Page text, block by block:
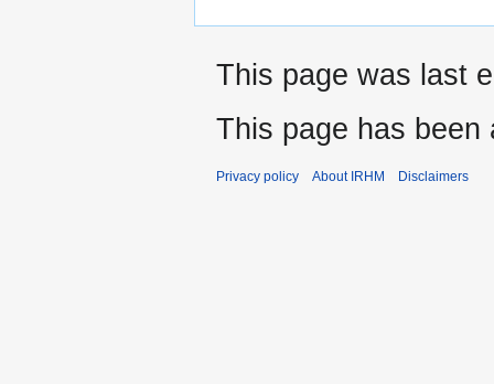
This page was last
This page has been
Privacy policy About IRHM Disclaimers